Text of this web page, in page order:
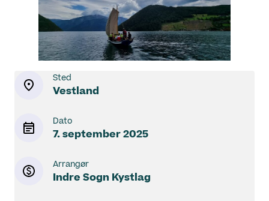
Sted
Vestland
Dato
7. september 2025
Arrangør
Indre Sogn Kystlag